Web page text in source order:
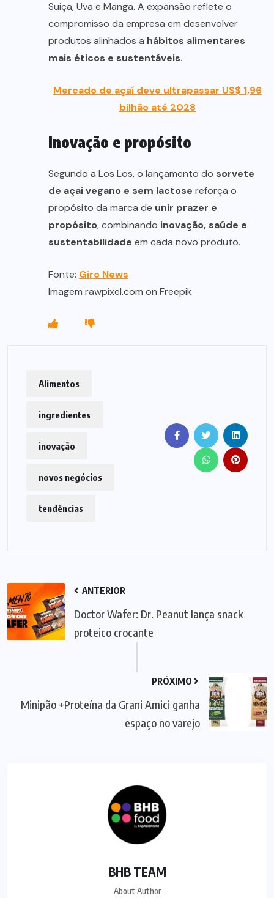
Suíça, Uva e Manga. A expansão reflete o
compromisso da empresa em desenvolver
produtos alinhados a hábitos alimentares
mais éticos e sustentáveis.
Mercado de açaí deve ultrapassar US$ 1,96
bilhão até 2028
Inovação e propósito
Segundo a Los Los, o lançamento do sorvete
de açaí vegano e sem lactose reforça o
propósito da marca de unir prazer e
propósito, combinando inovação, saúde e
sustentabilidade em cada novo produto.
Fonte: Giro News
Imagem rawpixel.com on Freepik
Alimentos
ingredientes
inovação
novos negócios
tendências
ANTERIOR
Doctor Wafer: Dr. Peanut lança snack
proteico crocante
PRÓXIMO
Minipão +Proteína da Grani Amici ganha
espaço no varejo
BHB TEAM
About Author